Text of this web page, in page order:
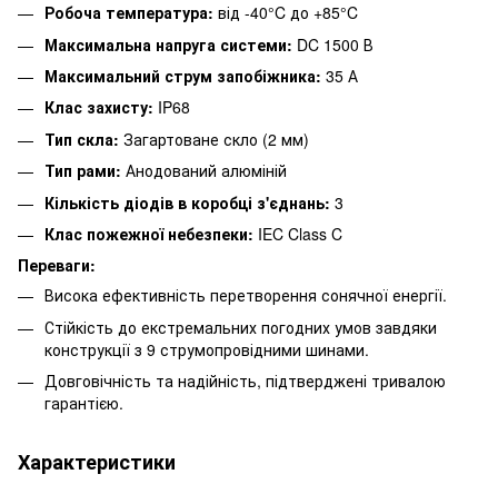
Робоча температура: від -40°C до +85°C
Максимальна напруга системи: DC 1500 В
Максимальний струм запобіжника: 35 А
Клас захисту: IP68
Тип скла: Загартоване скло (2 мм)
Тип рами: Анодований алюміній
Кількість діодів в коробці з'єднань: 3
Клас пожежної небезпеки: IEC Class C
Переваги:
Висока ефективність перетворення сонячної енергії.
Стійкість до екстремальних погодних умов завдяки
конструкції з 9 струмопровідними шинами.
Довговічність та надійність, підтверджені тривалою
гарантією.
Характеристики